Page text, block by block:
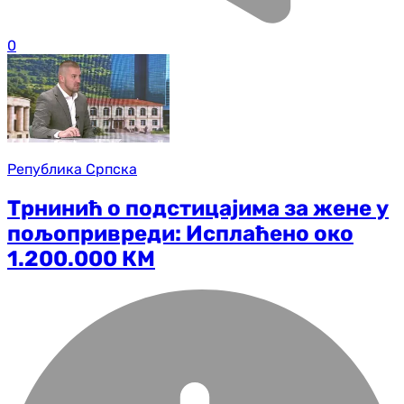
0
Република Српска
Трнинић о подстицајима за жене у
пољопривреди: Исплаћено око
1.200.000 КМ